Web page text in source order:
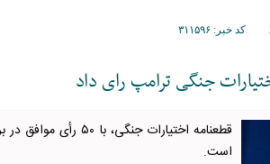
کد خبر: ۳۱۱۵۹۶
جنگی ترامپ رای داد
است.